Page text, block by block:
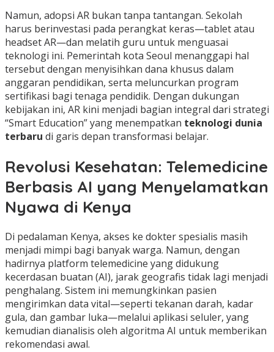
Namun, adopsi AR bukan tanpa tantangan. Sekolah
harus berinvestasi pada perangkat keras—tablet atau
headset AR—dan melatih guru untuk menguasai
teknologi ini. Pemerintah kota Seoul menanggapi hal
tersebut dengan menyisihkan dana khusus dalam
anggaran pendidikan, serta meluncurkan program
sertifikasi bagi tenaga pendidik. Dengan dukungan
kebijakan ini, AR kini menjadi bagian integral dari strategi
“Smart Education” yang menempatkan teknologi dunia
terbaru di garis depan transformasi belajar.
Revolusi Kesehatan: Telemedicine
Berbasis AI yang Menyelamatkan
Nyawa di Kenya
Di pedalaman Kenya, akses ke dokter spesialis masih
menjadi mimpi bagi banyak warga. Namun, dengan
hadirnya platform telemedicine yang didukung
kecerdasan buatan (AI), jarak geografis tidak lagi menjadi
penghalang. Sistem ini memungkinkan pasien
mengirimkan data vital—seperti tekanan darah, kadar
gula, dan gambar luka—melalui aplikasi seluler, yang
kemudian dianalisis oleh algoritma AI untuk memberikan
rekomendasi awal.